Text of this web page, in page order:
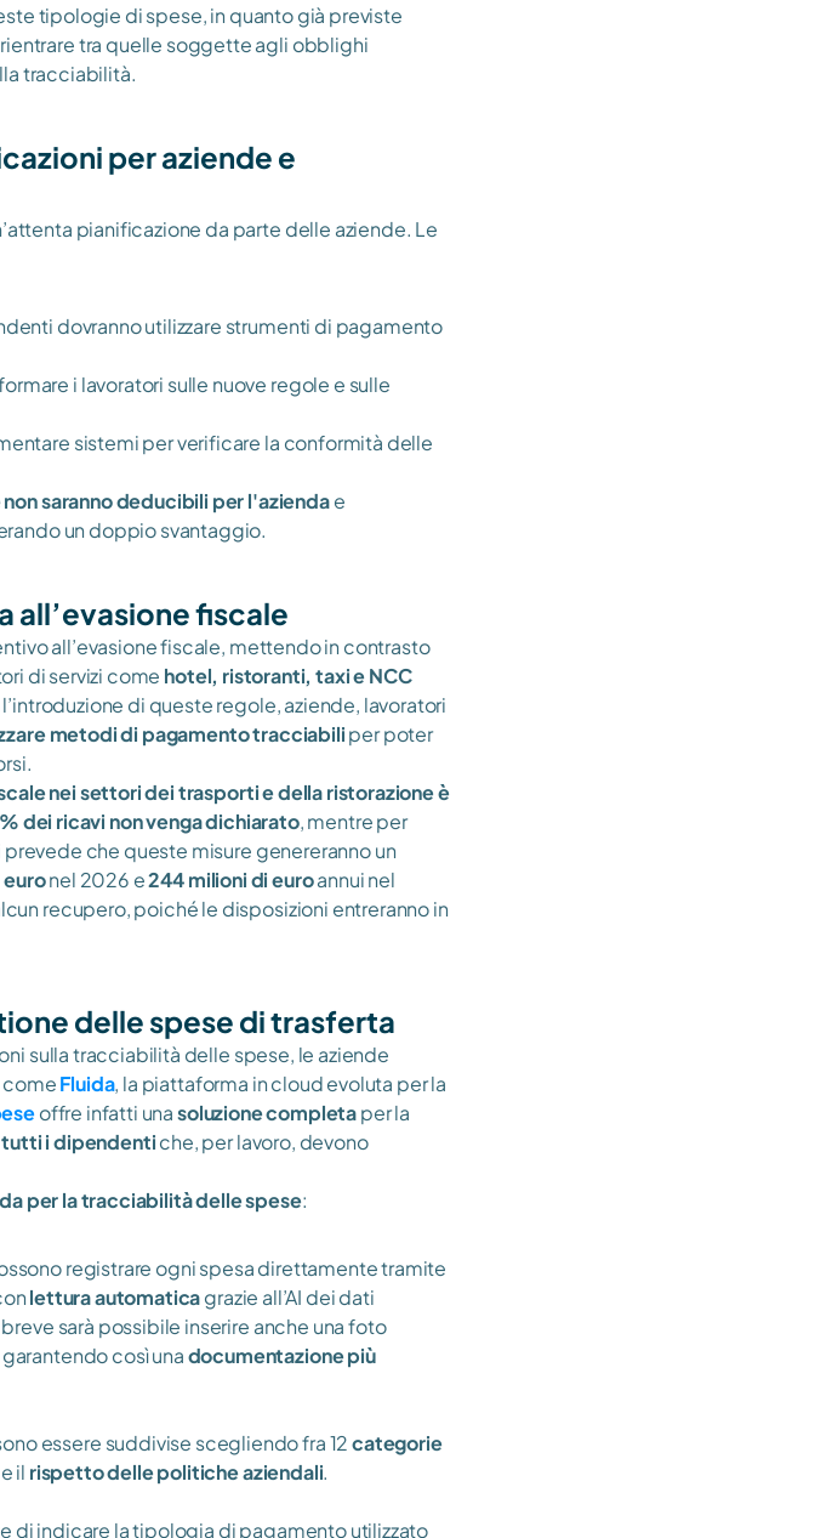
tipologie di spese, in quanto già previste
tra quelle soggette agli obblighi
tracciabilità.
per aziende e
pianificazione da parte delle aziende. Le
dovranno utilizzare strumenti di pagamento
i lavoratori sulle nuove regole e sulle
sistemi per verificare la conformità delle
saranno deducibili per l'azienda e
un doppio svantaggio.
all’evasione fiscale
all’evasione fiscale, mettendo in contrasto
di servizi come hotel, ristoranti, taxi e NCC
l’introduzione di queste regole, aziende, lavoratori
metodi di pagamento tracciabili per poter
nei settori dei trasporti e della ristorazione è
dei ricavi non venga dichiarato, mentre per
prevede che queste misure genereranno un
nel 2026 e 244 milioni di euro annui nel
recupero, poiché le disposizioni entreranno in
delle spese di trasferta
sulla tracciabilità delle spese, le aziende
come Fluida, la piattaforma in cloud evoluta per la
offre infatti una soluzione completa per la
tutti i dipendenti che, per lavoro, devono
per la tracciabilità delle spese:
registrare ogni spesa direttamente tramite
lettura automatica grazie all’AI dei dati
sarà possibile inserire anche una foto
così una documentazione più
essere suddivise scegliendo fra 12 categorie
il rispetto delle politiche aziendali.
di indicare la tipologia di pagamento utilizzato